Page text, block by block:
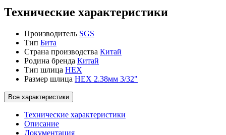
Технические характеристики
Производитель SGS
Тип Бита
Страна производства Китай
Родина бренда Китай
Тип шлица HEX
Размер шлица HEX 2.38мм 3/32"
Все характеристики
Технические характеристики
Описание
Документация